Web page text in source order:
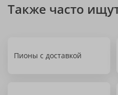
Также часто
Пионы с доставкой